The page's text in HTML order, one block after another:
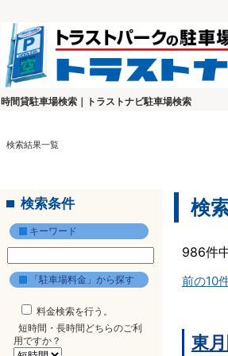
時間貸駐車場検索｜トラストナビ駐車場検索
検索結果一覧
検索条件
キーワード
「駐車場料金」から探す
料金検索を行う。
短時間・長時間どちらのご利
用ですか？
検
986件
前の10
東